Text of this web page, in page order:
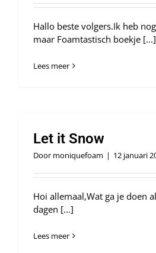
Hallo beste volgers.Ik heb
maar Foamtastisch boekje [...]
Lees meer
Let it Snow
Door moniquefoam | 12 januari
Hoi allemaal,Wat ga je doen
dagen [...]
Lees meer